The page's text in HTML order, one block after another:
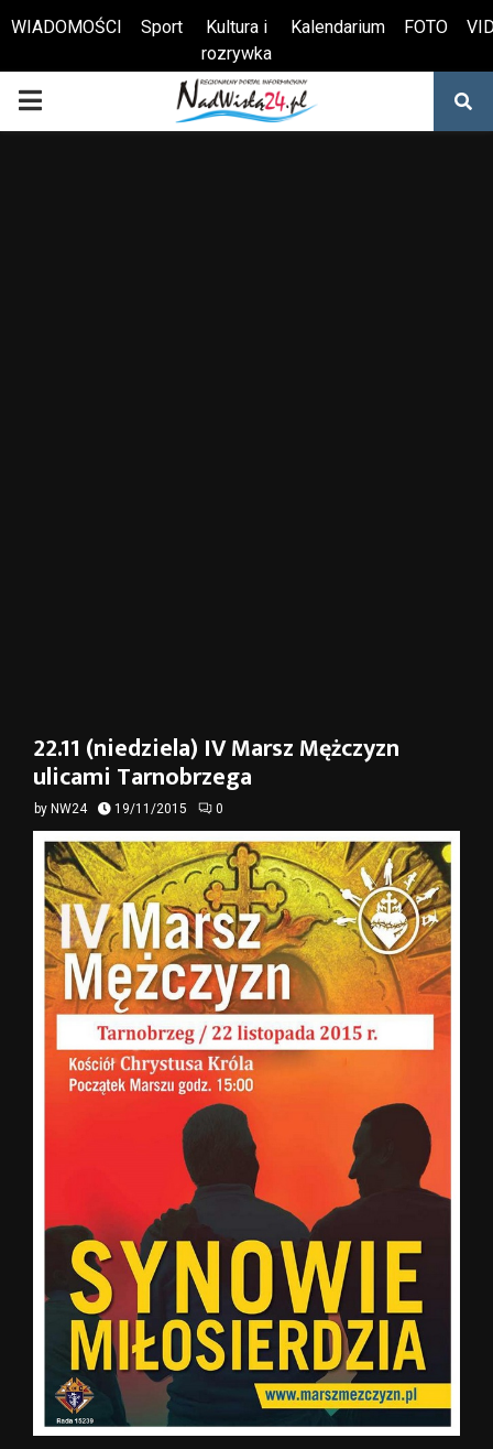
Otwórz pasek narzędzi
WIADOMOŚCI Sport
Kultura i
rozrywka
Kalendarium FOTO
PRIMARY
22.11 (niedziela) IV Marsz Mężczyzn
ulicami Tarnobrzega
by NW24 19/11/2015 0